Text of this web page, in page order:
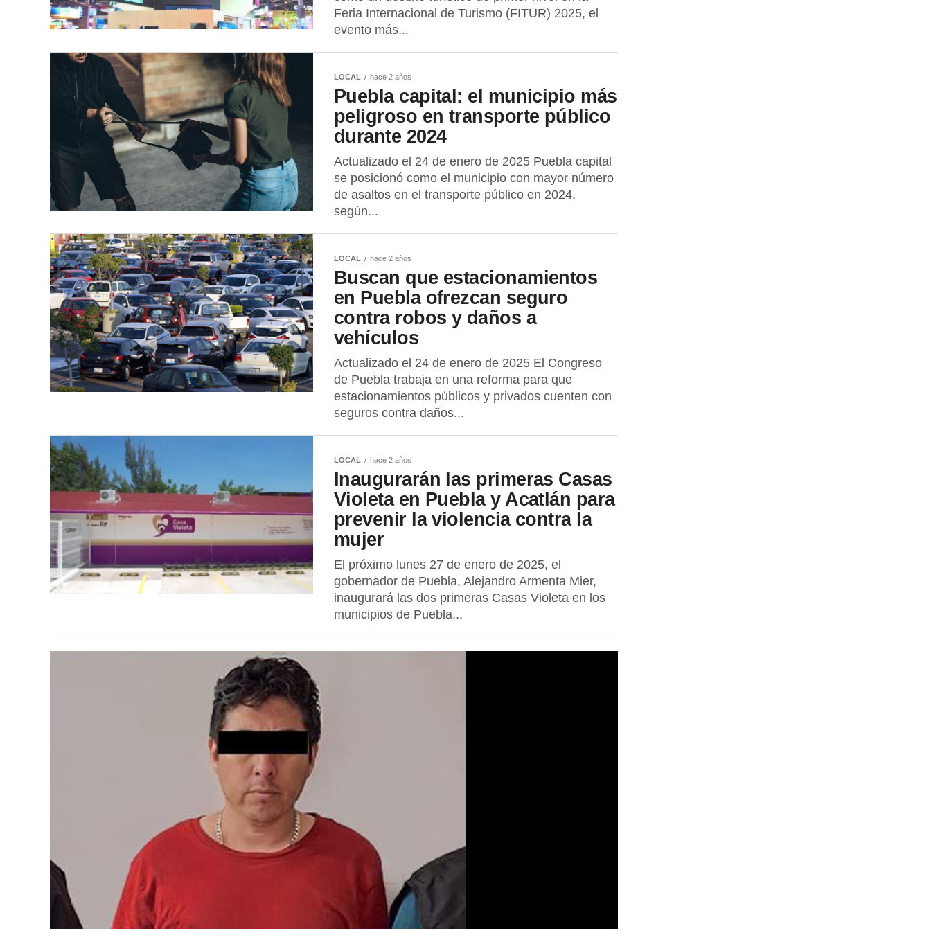
Feria Internacional de Turismo (FITUR) 2025, el
evento más...
LOCAL hace 2 años
Puebla capital: el municipio más
peligroso en transporte público
durante 2024
Actualizado el 24 de enero de 2025 Puebla capital
se posicionó como el municipio con mayor número
de asaltos en el transporte público en 2024,
según...
LOCAL hace 2 años
Buscan que estacionamientos
en Puebla ofrezcan seguro
contra robos y daños a
vehículos
Actualizado el 24 de enero de 2025 El Congreso
de Puebla trabaja en una reforma para que
estacionamientos públicos y privados cuenten con
seguros contra daños...
LOCAL hace 2 años
Inaugurarán las primeras Casas
Violeta en Puebla y Acatlán para
prevenir la violencia contra la
mujer
El próximo lunes 27 de enero de 2025, el
gobernador de Puebla, Alejandro Armenta Mier,
inaugurará las dos primeras Casas Violeta en los
municipios de Puebla...